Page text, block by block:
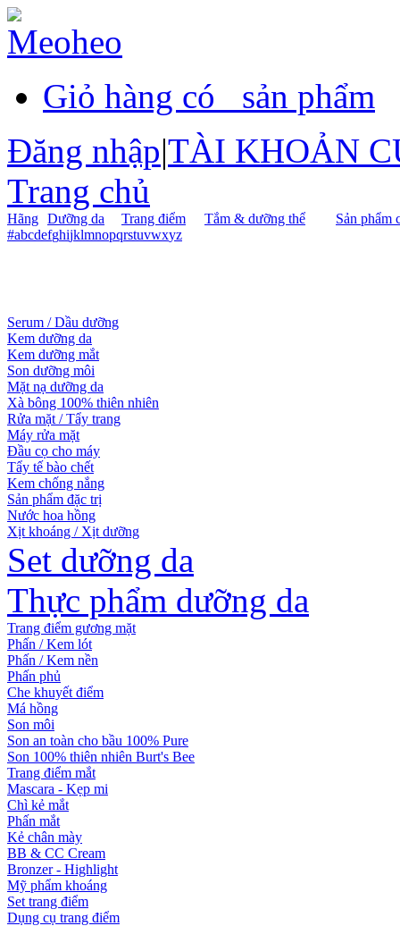
Giỏ hàng có
sản phẩm
Đăng nhập|TÀI KHOẢN
Trang chủ
Hãng Dưỡng da Trang điểm Tắm & dưỡng thể
Sản phẩm
#abcdefghijklmnopqrstuvwxyz
Serum / Dầu dưỡng
Kem dưỡng da
Kem dưỡng mắt
Son dưỡng môi
Mặt nạ dưỡng da
Xà bông 100% thiên nhiên
Rửa mặt / Tẩy trang
Máy rửa mặt
Đầu cọ cho máy
Tẩy tế bào chết
Kem chống nắng
Sản phẩm đặc trị
Nước hoa hồng
Xịt khoáng / Xịt dưỡng
Set dưỡng da
Thực phẩm dưỡng da
Trang điểm gương mặt
Phấn / Kem lót
Phấn / Kem nền
Phấn phủ
Che khuyết điểm
Má hồng
Son môi
Son an toàn cho bầu 100% Pure
Son 100% thiên nhiên Burt's Bee
Trang điểm mắt
Mascara - Kẹp mi
Chì kẻ mắt
Phấn mắt
Kẻ chân mày
BB & CC Cream
Bronzer - Highlight
Mỹ phẩm khoáng
Set trang điểm
Dụng cụ trang điểm